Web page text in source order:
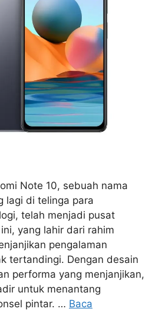
Note 10, sebuah nama
lagi di telinga para
telah menjadi pusat
yang lahir dari rahim
pengalaman
tertandingi. Dengan desain
performa yang menjanjikan,
untuk menantang
pintar. … Baca